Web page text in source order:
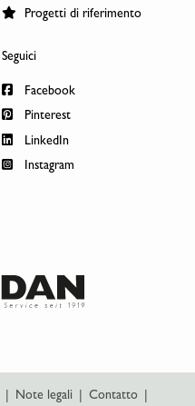
Progetti di riferimento
Seguici
Facebook
Pinterest
LinkedIn
Instagram
Note legali Contatto